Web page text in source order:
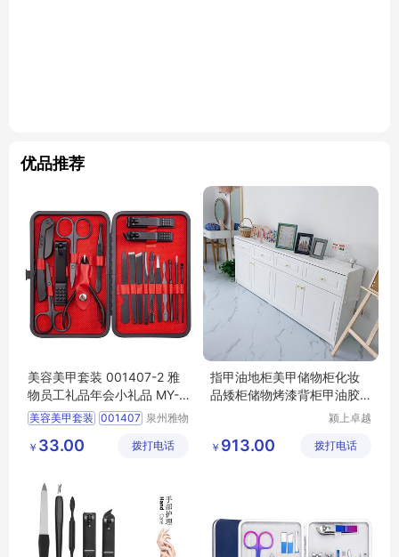
优品推荐
美容美甲套装 001407-2 雅
物员工礼品年会小礼品 MY-Y
HGM-L5-01
美容美甲套装 001407
年会小礼品
泉州雅物
公司
￥ 33.00 拨打电话
指甲油地柜美甲储物柜化妆
品矮柜储物烤漆背柜甲油胶
颍上卓越
有限公司
￥ 913.00 拨打电话